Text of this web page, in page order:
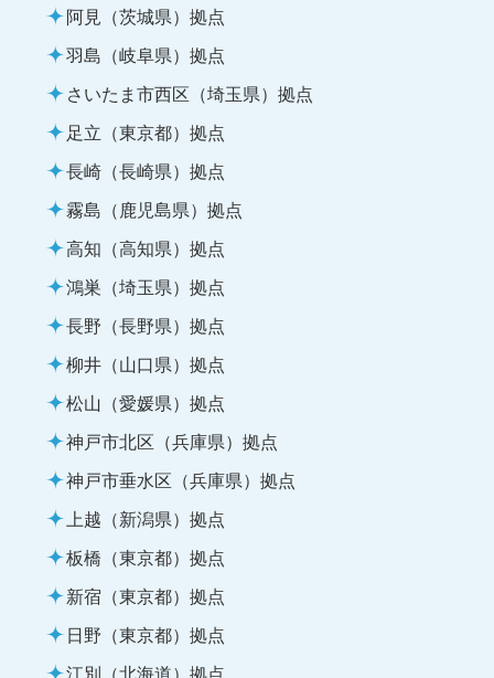
阿見（茨城県）拠点
羽島（岐阜県）拠点
さいたま市西区（埼玉県）拠点
足立（東京都）拠点
長崎（長崎県）拠点
霧島（鹿児島県）拠点
高知（高知県）拠点
鴻巣（埼玉県）拠点
長野（長野県）拠点
柳井（山口県）拠点
松山（愛媛県）拠点
神戸市北区（兵庫県）拠点
神戸市垂水区（兵庫県）拠点
上越（新潟県）拠点
板橋（東京都）拠点
新宿（東京都）拠点
日野（東京都）拠点
江別（北海道）拠点